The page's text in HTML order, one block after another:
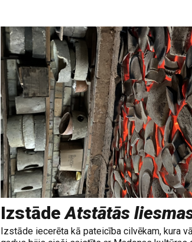
IzstādeAtstātās
Izstāde iecerēta kā pateicība cilvēkam, kura